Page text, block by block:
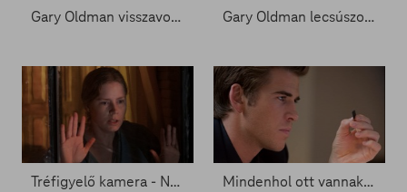
Gary Oldman visszavonulása a határon? Gary Oldman lecsúszott kémet játszik az Apple új sorozatában - Zacc nélkül 1428.
Tréfigyelő kamera - Nő az ablakban Mindenhol ott vannak és folyton megfigyelnek